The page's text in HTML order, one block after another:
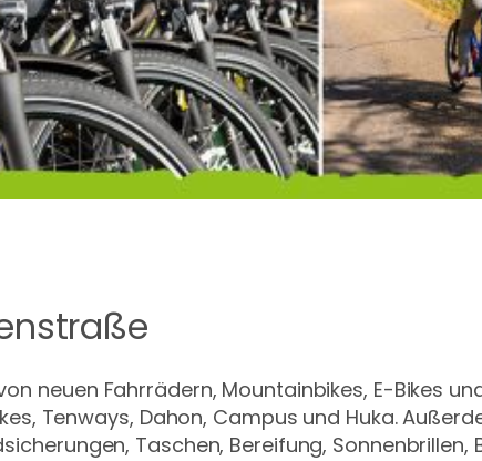
neuen Fahrrädern, Mountainbikes, E-Bikes
Tenways, Dahon, Campus und Huka.
Taschen, Bereifung,